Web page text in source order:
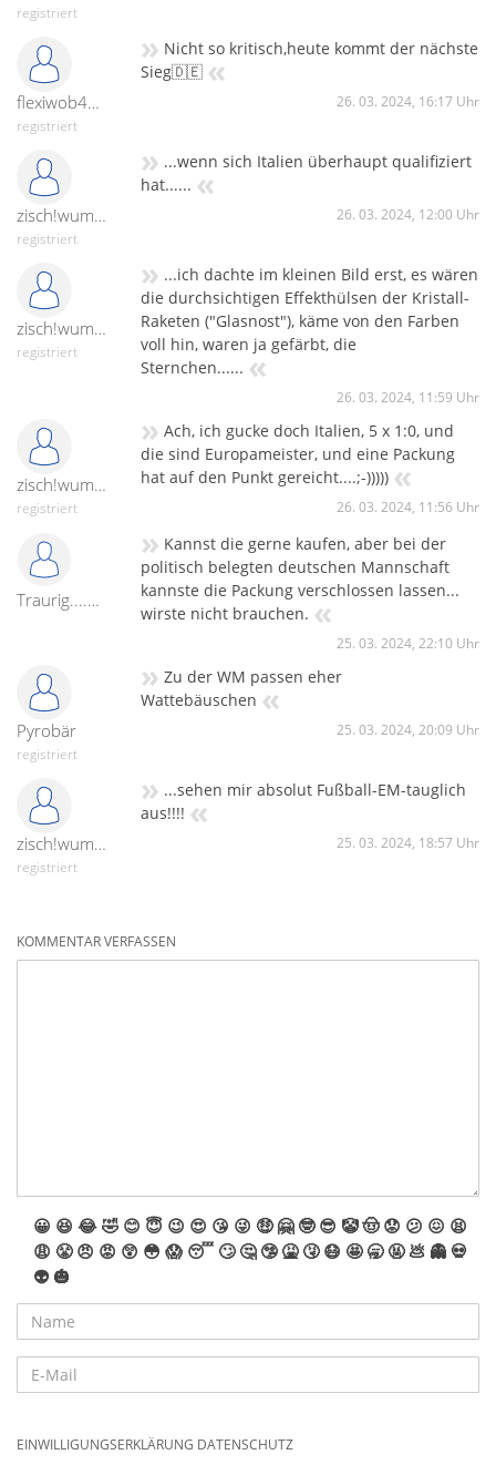
registriert
flexiwob45-31729
registriert
» Nicht so kritisch,heute kommt der nächste
Sieg🇩🇪 «
26. 03. 2024, 16:17 Uhr
zisch!wumm!peng!
registriert
» ...wenn sich Italien überhaupt qualifiziert
hat...... «
26. 03. 2024, 12:00 Uhr
zisch!wumm!peng!
registriert
» ...ich dachte im kleinen Bild erst, es wären
die durchsichtigen Effekthülsen der Kristall-
Raketen ("Glasnost"), käme von den Farben
voll hin, waren ja gefärbt, die
Sternchen...... «
26. 03. 2024, 11:59 Uhr
zisch!wumm!peng!
registriert
» Ach, ich gucke doch Italien, 5 x 1:0, und
die sind Europameister, und eine Packung
hat auf den Punkt gereicht....;-))))) «
26. 03. 2024, 11:56 Uhr
Traurig....Rosa, pink, lila
» Kannst die gerne kaufen, aber bei der
politisch belegten deutschen Mannschaft
kannste die Packung verschlossen lassen...
wirste nicht brauchen. «
25. 03. 2024, 22:10 Uhr
Pyrobär
registriert
» Zu der WM passen eher
Wattebäuschen «
25. 03. 2024, 20:09 Uhr
zisch!wumm!peng!
registriert
» ...sehen mir absolut Fußball-EM-tauglich
aus!!!! «
25. 03. 2024, 18:57 Uhr
KOMMENTAR VERFASSEN
😀 😆 😂🤣 😊 😇 😉 😍 😘 😜 🤑 🤗 🤓 😎 🤡🤠 😟 😕 😖 😫
😩 😤 😠 😡 😲 😳 😱 😴 🙄 🤔 🤥 🤮 🤧 😷 🤩 🥱 🤬 💩 👻 💀
👽 🎃
EINWILLIGUNGSERKLÄRUNG DATENSCHUTZ